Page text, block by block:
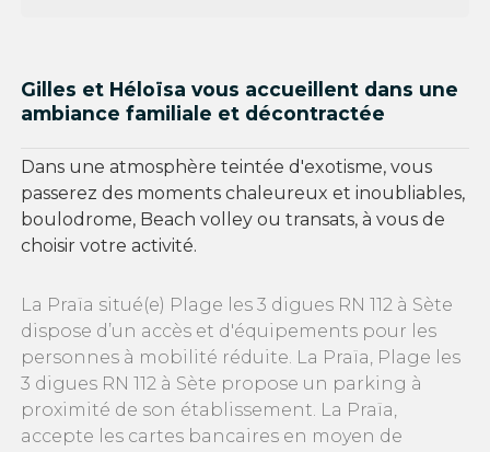
Gilles et Héloïsa vous accueillent dans une
ambiance familiale et décontractée
Dans une atmosphère teintée d'exotisme, vous
passerez des moments chaleureux et inoubliables,
boulodrome, Beach volley ou transats, à vous de
choisir votre activité.
La Praïa situé(e) Plage les 3 digues RN 112 à Sète
dispose d’un accès et d'équipements pour les
personnes à mobilité réduite. La Praïa, Plage les
3 digues RN 112 à Sète propose un parking à
proximité de son établissement. La Praïa,
accepte les cartes bancaires en moyen de